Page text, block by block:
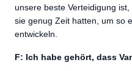
unsere beste Verteidigung
sie genug Zeit hatten, um so
entwickeln.
F: Ich habe gehört, dass